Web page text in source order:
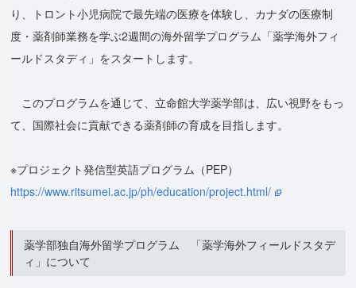
り、トロント小児病院で最先端の医療を体験し、カナダの医療制
度・薬剤師業務を学ぶ2週間の海外留学プログラム「薬学海外フィ
ールドスタディ」をスタートします。
このプログラムを通じて、立命館大学薬学部は、広い視野をもっ
て、国際社会に貢献できる薬剤師の育成を目指します。
※プロジェクト発信型英語プログラム（PEP）
https://www.ritsumei.ac.jp/ph/education/project.html/
薬学部独自海外留学プログラム 「薬学海外フィールドスタデ
ィ」について